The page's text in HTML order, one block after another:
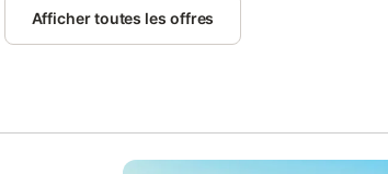
Afficher toutes les offres